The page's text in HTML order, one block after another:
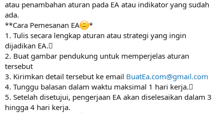
atau penambahan aturan pada EA atau indikator yang sudah
ada.
**Cara Pemesanan EA
*
1. Tulis secara lengkap aturan atau strategi yang ingin
dijadikan EA.
2. Buat gambar pendukung untuk memperjelas aturan
tersebut
3. Kirimkan detail tersebut ke email BuatEa.com@gmail.com
4. Tunggu balasan dalam waktu maksimal 1 hari kerja.
5. Setelah disetujui, pengerjaan EA akan diselesaikan dalam 3
hingga 4 hari kerja.